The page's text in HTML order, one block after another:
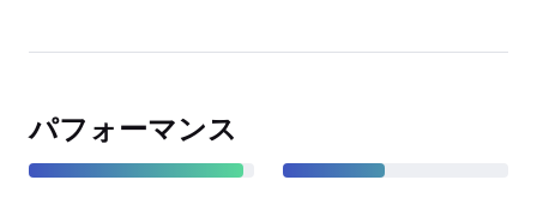
パフォーマンス